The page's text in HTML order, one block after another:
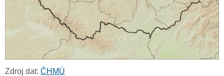
Zdroj dat: ČHMÚ